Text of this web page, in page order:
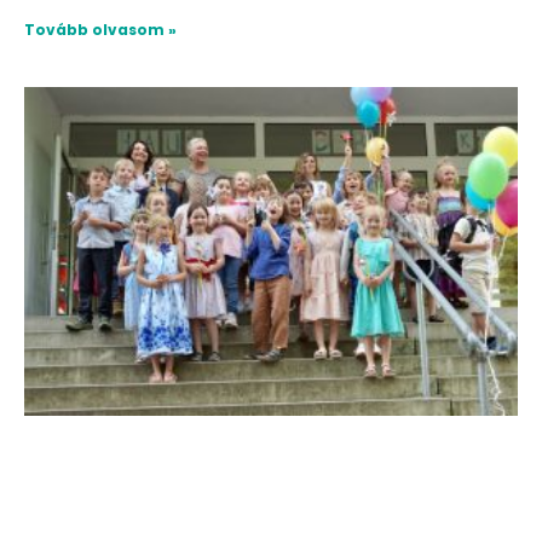
Tovább olvasom »